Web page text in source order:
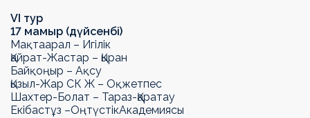
VI тур
17 мамыр (дүйсенбі)
Мақтаарал – Игілік
Қайрат-Жастар – Қыран
Байқоңыр – Ақсу
Қызыл-Жар СК Ж – Оқжетпес
Шахтер-Болат – Тараз-Қаратау
Екібастұз –ОңтүстікАкадемиясы